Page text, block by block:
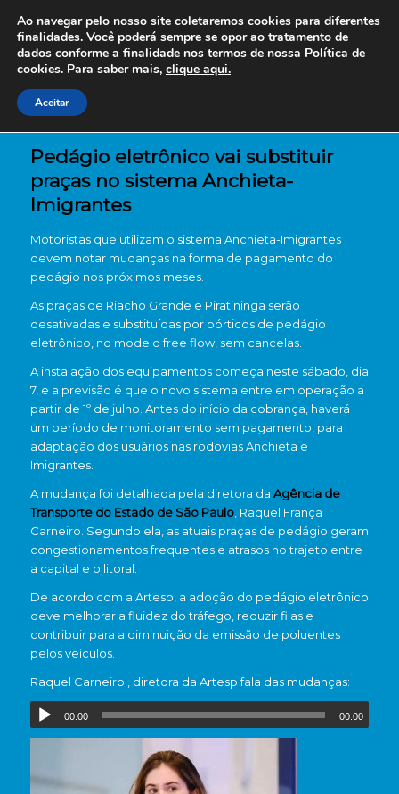
Pedágio eletrônico vai substituir
praças no sistema Anchieta-
Imigrantes
Motoristas que utilizam o sistema Anchieta-Imigrantes
devem notar mudanças na forma de pagamento do
pedágio nos próximos meses.
As praças de Riacho Grande e Piratininga serão
desativadas e substituídas por pórticos de pedágio
eletrônico, no modelo free flow, sem cancelas.
A instalação dos equipamentos começa neste sábado, dia
7, e a previsão é que o novo sistema entre em operação a
partir de 1º de julho. Antes do início da cobrança, haverá
um período de monitoramento sem pagamento, para
adaptação dos usuários nas rodovias Anchieta e
Imigrantes.
A mudança foi detalhada pela diretora da Agência de
Transporte do Estado de São Paulo, Raquel França
Carneiro. Segundo ela, as atuais praças de pedágio geram
congestionamentos frequentes e atrasos no trajeto entre
a capital e o litoral.
De acordo com a Artesp, a adoção do pedágio eletrônico
deve melhorar a fluidez do tráfego, reduzir filas e
contribuir para a diminuição da emissão de poluentes
pelos veículos.
Raquel Carneiro , diretora da Artesp fala das mudanças:
00:00 00:00
Ao navegar pelo nosso site coletaremos cookies para diferentes
finalidades. Você poderá sempre se opor ao tratamento de
dados conforme a finalidade nos termos de nossa Política de
cookies. Para saber mais, clique aqui.
Aceitar